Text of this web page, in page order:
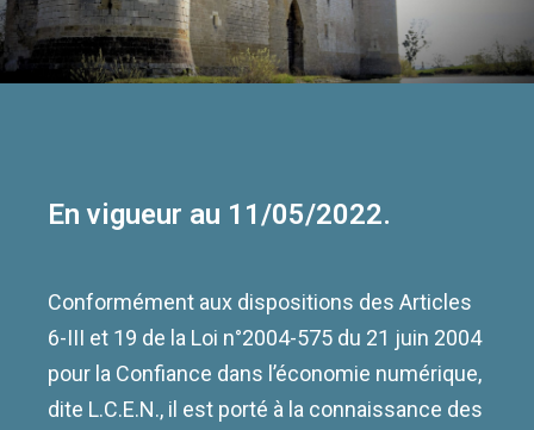
En vigueur au 11/05/2022.
Conformément aux dispositions des Articles
6-III et 19 de la Loi n°2004-575 du 21 juin 2004
pour la Confiance dans l’économie numérique,
dite L.C.E.N., il est porté à la connaissance des